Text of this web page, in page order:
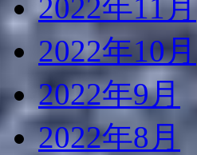
2022年11月
2022年10月
2022年9月
2022年8月